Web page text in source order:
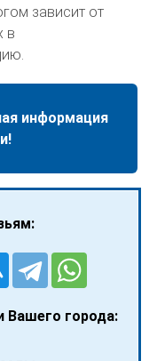
зависит от
в
информация
Вашего города: